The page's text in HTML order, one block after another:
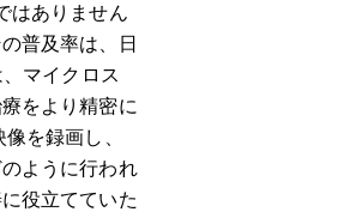
はありません
普及率は、日
マイクロス
をより精密に
を録画し、
ように行われ
役立てていた